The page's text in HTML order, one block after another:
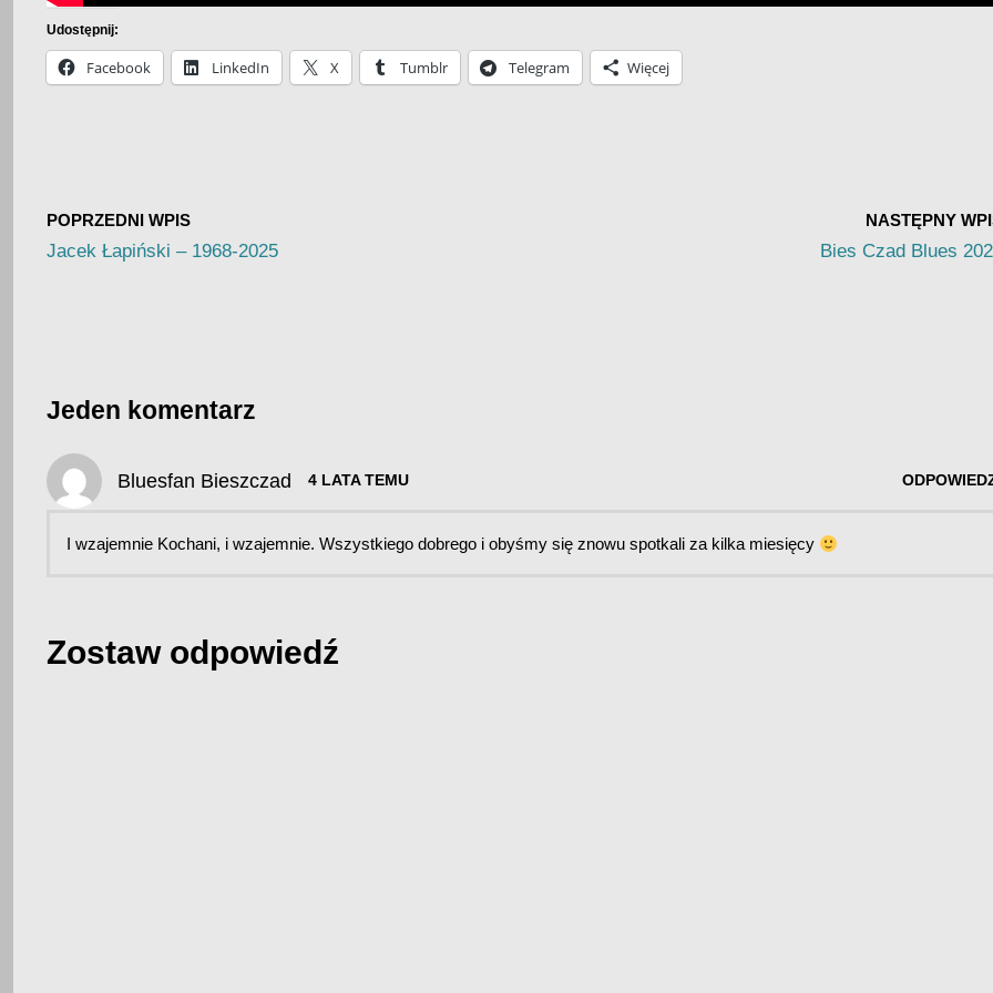
Udostępnij:
Facebook LinkedIn X Tumblr Telegram Więcej
POPRZEDNI WPIS
Jacek Łapiński – 1968-2025
NASTĘPNY
Bies Czad Blues
Jeden komentarz
Bluesfan Bieszczad 4 LATA TEMU
I wzajemnie Kochani, i wzajemnie. Wszystkiego dobrego i obyśmy się znowu spotkali za kilka miesięcy
Zostaw odpowiedź